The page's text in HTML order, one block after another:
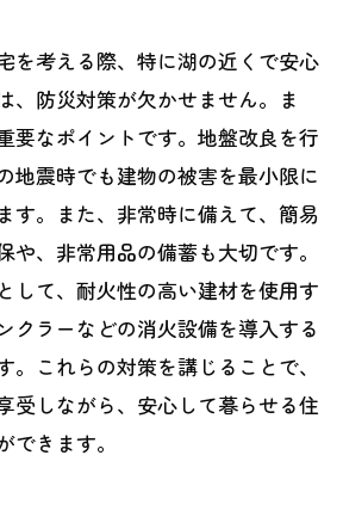
を考える際、特に湖の近くで安心
、防災対策が欠かせません。ま
要なポイントです。地盤改良を行
地震時でも建物の被害を最小限に
す。また、非常時に備えて、簡易
や、非常用品の備蓄も大切です。
して、耐火性の高い建材を使用す
クラーなどの消火設備を導入する
。これらの対策を講じることで、
受しながら、安心して暮らせる住
きます。